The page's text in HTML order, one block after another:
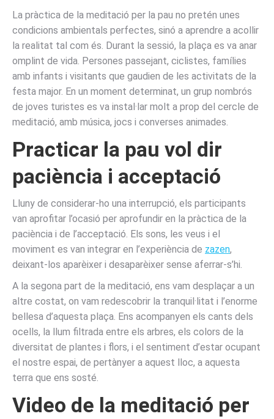
La pràctica de la meditació per la pau no pretén unes
condicions ambientals perfectes, sinó a aprendre a acollir
la realitat tal com és. Durant la sessió, la plaça es va anar
omplint de vida. Persones passejant, ciclistes, famílies
amb infants i visitants que gaudien de les activitats de la
festa major. En un moment determinat, un grup nombrós
de joves turistes es va instal·lar molt a prop del cercle de
meditació, amb música, jocs i converses animades.
Practicar la pau vol dir
paciència i acceptació
Lluny de considerar-ho una interrupció, els participants
van aprofitar l’ocasió per aprofundir en la pràctica de la
paciència i de l’acceptació. Els sons, les veus i el
moviment es van integrar en l’experiència de zazen,
deixant-los aparèixer i desaparèixer sense aferrar-s’hi.
A la segona part de la meditació, ens vam desplaçar a un
altre costat, on vam redescobrir la tranquil·litat i l’enorme
bellesa d’aquesta plaça. Ens acompanyen els cants dels
ocells, la llum filtrada entre els arbres, els colors de la
diversitat de plantes i flors, i el sentiment d’estar ocupant
el nostre espai, de pertànyer a aquest lloc, a aquesta
terra que ens sosté.
Video de la meditació per